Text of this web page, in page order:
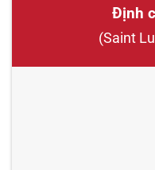
Định
(Saint